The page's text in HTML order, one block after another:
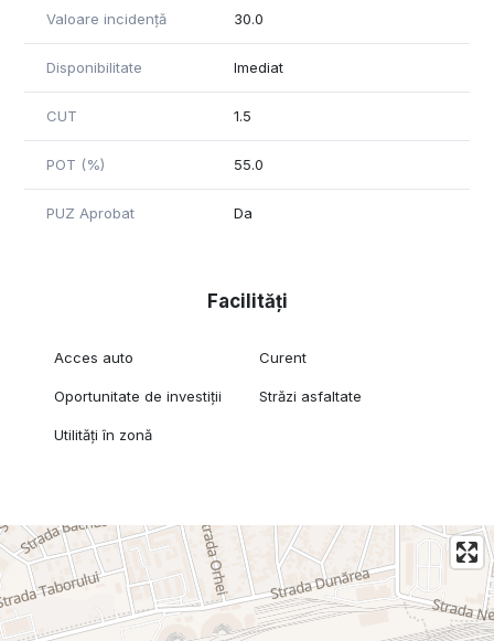
Valoare incidență 30.0
Disponibilitate Imediat
CUT 1.5
POT (%) 55.0
PUZ Aprobat Da
Facilități
Acces auto Curent
Oportunitate de investiții Străzi asfaltate
Utilități în zonă